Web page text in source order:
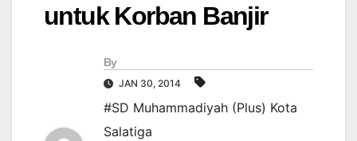
untuk Korban Banjir
By
JAN 30, 2014
#SD Muhammadiyah (Plus) Kota
Salatiga